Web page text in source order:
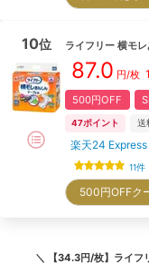
10位 ライフリー 横モ
87.0 円/枚
500円OFF
47ポイント 送
楽天24
11件
500円OFFク
＼ 【34.3円/枚】ライ